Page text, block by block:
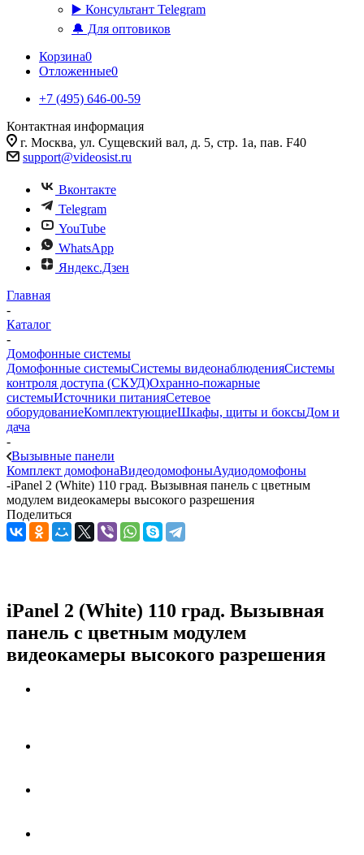
▶️ Консультант Telegram
🔔 Для оптовиков
Корзина0
Отложенные0
+7 (495) 646-00-59
Контактная информация
г. Москва, ул. Сущевский вал, д. 5, стр. 1а, пав. F40
support@videosist.ru
Вконтакте
Telegram
YouTube
WhatsApp
Яндекс.Дзен
Главная
-
Каталог
-
Домофонные системы
Домофонные системыСистемы видеонаблюденияСистемы
контроля доступа (СКУД)Охранно-пожарные
системыИсточники питанияСетевое
оборудованиеКомплектующиеШкафы, щиты и боксыДом и
дача
-
Вызывные панели
Комплект домофонаВидеодомофоныАудиодомофоны
-iPanel 2 (White) 110 град. Вызывная панель с цветным
модулем видеокамеры высокого разрешения
Поделиться
iPanel 2 (White) 110 град. Вызывная
панель с цветным модулем
видеокамеры высокого разрешения